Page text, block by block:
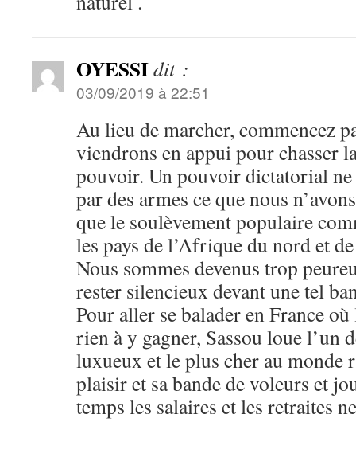
OYESSIdit :
03/09/2019 à 22:51
Au lieu de marcher, commencez
viendrons en appui pour chasser
pouvoir. Un pouvoir dictatorial ne
par des armes ce que nous
que le soulèvement populaire
les pays de l’Afrique du nord et
Nous sommes devenus trop
rester silencieux devant une tel
Pour aller se balader en France
rien à y gagner, Sassou loue l’un
luxueux et le plus cher au monde
plaisir et sa bande de voleurs et
temps les salaires et les retraites